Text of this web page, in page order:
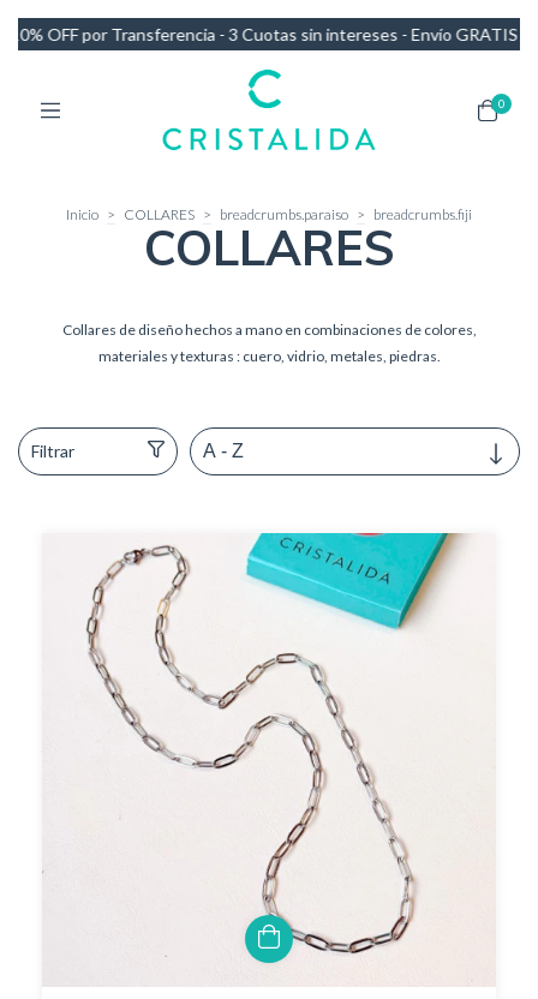
sin intereses - Envío GRATIS en compras de más de $140.000
0
Inicio > COLLARES > breadcrumbs.paraiso > breadcrumbs.fiji
COLLARES
Collares de diseño hechos a mano en combinaciones de colores,
materiales y texturas : cuero, vidrio, metales, piedras.
Filtrar